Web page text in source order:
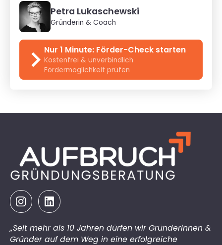
Petra Lukaschewski
Gründerin & Coach
Nur 1 Minute: Förder-Check starten
Kostenfrei & unverbindlich
Fördermöglichkeit prüfen
„Seit mehr als 10 Jahren dürfen wir Gründerinnen &
Gründer auf dem Weg in eine erfolgreiche